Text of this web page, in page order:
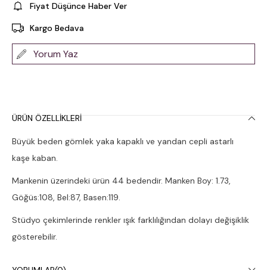
Fiyat Düşünce Haber Ver
Kargo Bedava
Yorum Yaz
ÜRÜN ÖZELLIKLERI
Büyük beden gömlek yaka kapaklı ve yandan cepli astarlı
kaşe kaban.
Mankenin üzerindeki ürün 44 bedendir. Manken Boy: 1.73,
Göğüs:108, Bel:87, Basen:119.
Stüdyo çekimlerinde renkler ışık farklılığından dolayı değişiklik
gösterebilir.